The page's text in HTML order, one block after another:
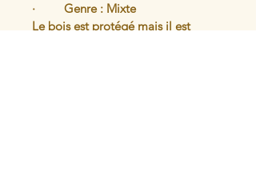
·         Genre : Mixte
Le bois est protégé mais il est